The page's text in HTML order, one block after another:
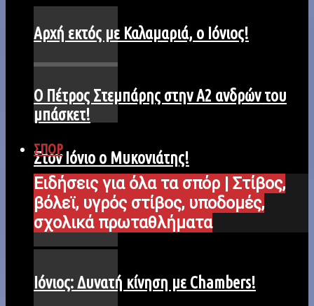
Αρχή εκτός με Καλαμαριά, ο Ιόνιος!
Στον Ιόνιο ο Μυκονιάτης!
Ιόνιος: Δυνατή κίνηση με Chambers!
Ο Πέτρος Στεμπάρης στην Α2 ανδρών του
μπάσκετ!
ΣΠΟΡ
Ειδήσεις για όλα τα σπόρ | Στίβος,
βόλεϊ, υγρός στίβος, υποδομές,
σχολικά πρωταθλήματα